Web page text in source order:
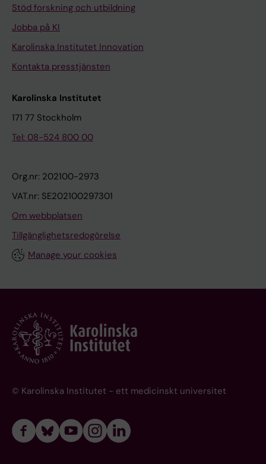
Stöd forskning och utbildning
Jobba på KI
Karolinska Institutet Innovation
Kontakta presstjänsten
Karolinska Institutet
171 77 Stockholm
Tel: 08-524 800 00
Org.nr: 202100-2973
VAT.nr: SE202100297301
Om webbplatsen
Tillgänglighetsredogörelse
Manage your cookies
© Karolinska Institutet - ett medicinskt universitet